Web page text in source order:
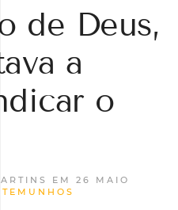
de Deus,
a
o
EM 26 MAIO